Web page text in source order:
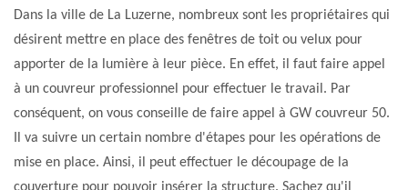
Dans la ville de La Luzerne, nombreux sont les propriétaires qui
désirent mettre en place des fenêtres de toit ou velux pour
apporter de la lumière à leur pièce. En effet, il faut faire appel
à un couvreur professionnel pour effectuer le travail. Par
conséquent, on vous conseille de faire appel à GW couvreur 50.
Il va suivre un certain nombre d'étapes pour les opérations de
mise en place. Ainsi, il peut effectuer le découpage de la